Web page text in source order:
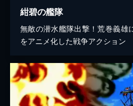
紺碧の艦隊
無敵の潜水艦隊出撃！荒巻義雄
をアニメ化した戦争アクション